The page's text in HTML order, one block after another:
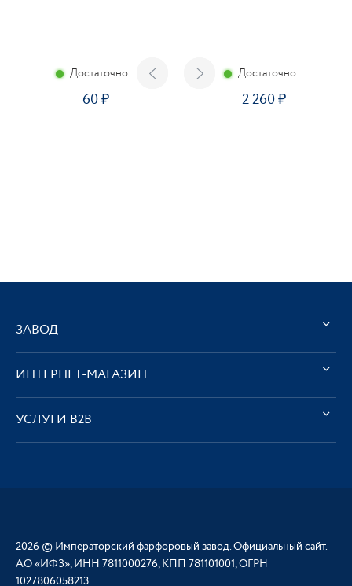
Достаточно
60
Достаточно
2 260
ЗАВОД
ИНТЕРНЕТ-МАГАЗИН
УСЛУГИ В2В
2026 © Императорский фарфоровый завод. Официальный сайт.
АО «ИФЗ», ИНН 7811000276, КПП 781101001, ОГРН
1027806058213